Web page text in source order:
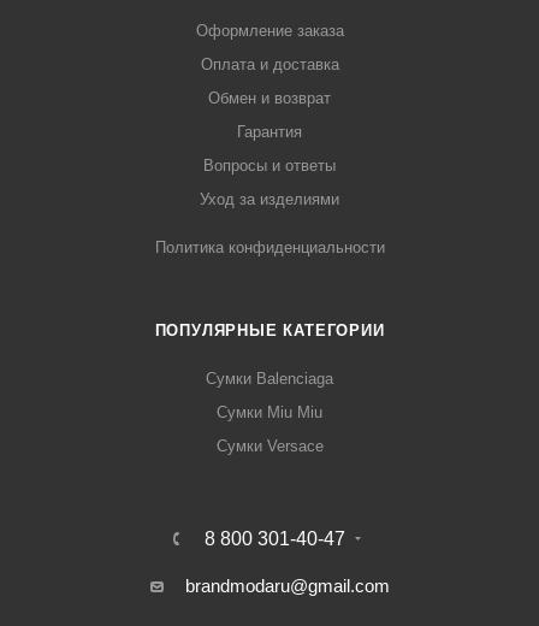
Оформление заказа
Оплата и доставка
Обмен и возврат
Гарантия
Вопросы и ответы
Уход за изделиями
Политика конфиденциальности
ПОПУЛЯРНЫЕ КАТЕГОРИИ
Сумки Balenciaga
Сумки Miu Miu
Сумки Versace
8 800 301-40-47
brandmodaru@gmail.com